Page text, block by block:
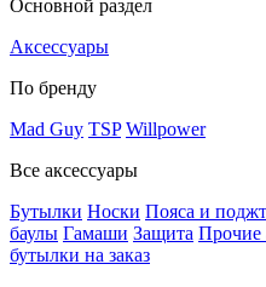
Основной раздел
Аксессуары
По бренду
Mad Guy TSP Willpower
Все аксессуары
Бутылки Носки Пояса и
баулы Гамаши Защита Прочие
бутылки на заказ